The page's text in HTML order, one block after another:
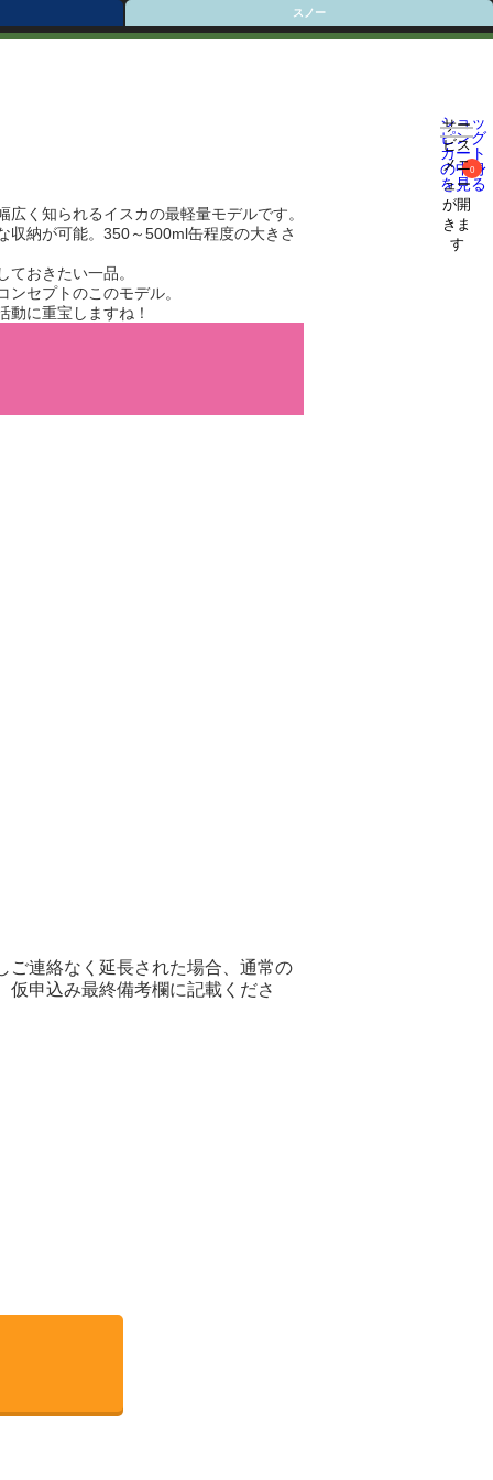
スノー
ショッ
ピング
カート
の中身
を見る
0
サー
ビス
メニ
ュー
が開
きま
す
く知られるイスカの最軽量モデルです。
収納が可能。350～500ml缶程度の大きさ
おきたい一品。
セプトのこのモデル。
動に重宝しますね！
ご連絡なく延長された場合、通常の
申込み最終備考欄に記載くださ